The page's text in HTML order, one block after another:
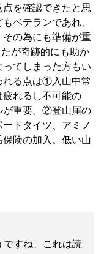
を確認できたと思
ベテランであれ、
の為にも準備が重
が奇跡的にも助か
てしまった方もい
れる点は①入山中常
れるし不可能の
が重要。②登山届の
トタイツ、アミノ
険の加入。低い山
すね、これは読